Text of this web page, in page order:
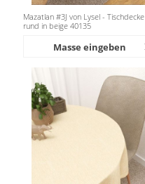
Mazatlan #3J von Lysel - Tischdecke
rund in beige 40135
Masse eingeben